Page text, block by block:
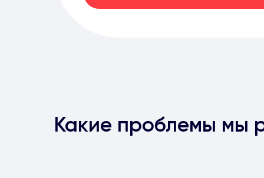
Какие проблемы мы